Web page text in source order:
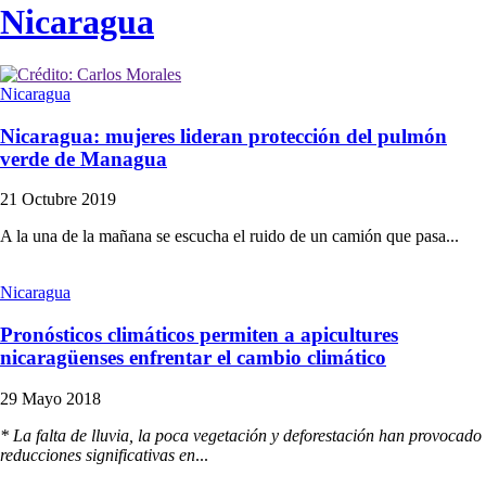
de
navegación
Nicaragua
Nicaragua
Nicaragua: mujeres lideran protección del pulmón
verde de Managua
21 Octubre 2019
A la una de la mañana se escucha el ruido de un camión que pasa...
Nicaragua
Pronósticos climáticos permiten a apicultures
nicaragüenses enfrentar el cambio climático
29 Mayo 2018
* La falta de lluvia, la poca vegetación y deforestación han provocado
reducciones significativas en...